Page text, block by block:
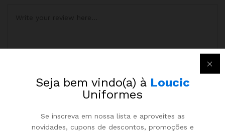
Seja bem vindo(a) à Loucic
Uniformes
Se inscreva em nossa lista e aproveites as
novidades, cupons de descontos, promoções e